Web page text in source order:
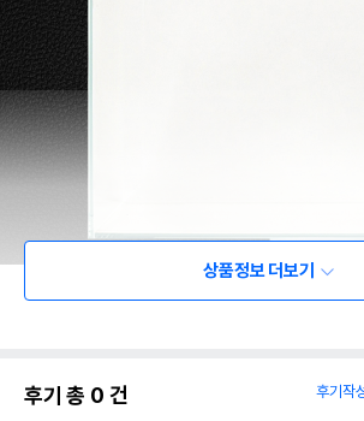
상품정보 더보기
후기 총 0 건 후기작